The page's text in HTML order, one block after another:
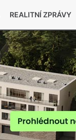
REALITNÍ ZPRÁVY